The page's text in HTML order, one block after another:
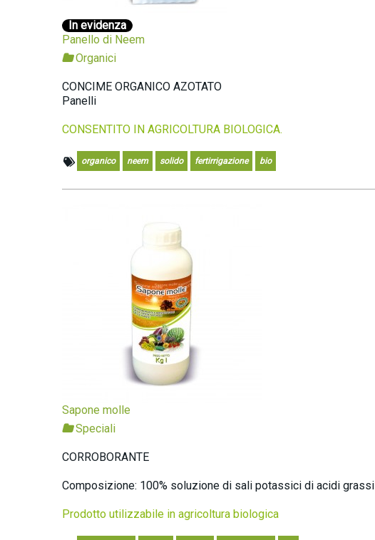
In evidenza
Panello di Neem
Organici
CONCIME ORGANICO AZOTATO
Panelli
CONSENTITO IN AGRICOLTURA BIOLOGICA.
organico neem solido fertirrigazione bio
Sapone molle
Speciali
CORROBORANTE
Composizione: 100% soluzione di sali potassici di acidi grassi
Prodotto utilizzabile in agricoltura biologica